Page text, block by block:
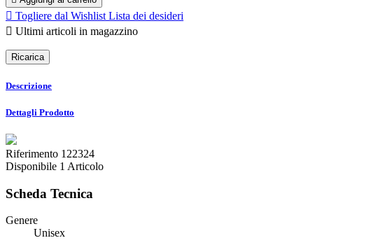
 Togliere dal Wishlist Lista dei desideri
 Ultimi articoli in magazzino
Descrizione
Dettagli Prodotto
Riferimento 122324
Disponibile 1 Articolo
Scheda Tecnica
Genere
Unisex